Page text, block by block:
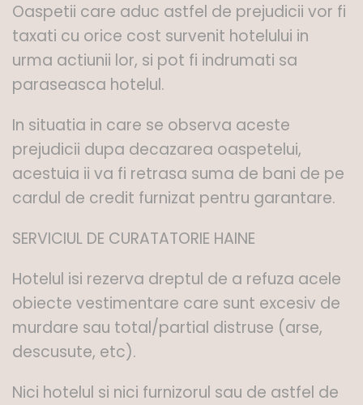
Oaspetii care aduc astfel de prejudicii vor fi
taxati cu orice cost survenit hotelului in
urma actiunii lor, si pot fi indrumati sa
paraseasca hotelul.
In situatia in care se observa aceste
prejudicii dupa decazarea oaspetelui,
acestuia ii va fi retrasa suma de bani de pe
cardul de credit furnizat pentru garantare.
SERVICIUL DE CURATATORIE HAINE
Hotelul isi rezerva dreptul de a refuza acele
obiecte vestimentare care sunt excesiv de
murdare sau total/partial distruse (arse,
descusute, etc).
Nici hotelul si nici furnizorul sau de astfel de